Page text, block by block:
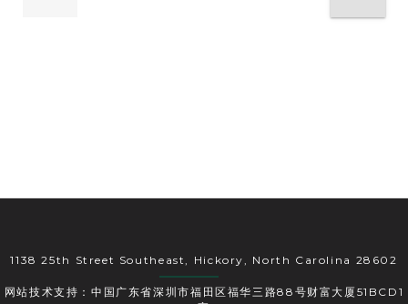
1138 25th Street Southeast, Hickory, North Carolina 28602
网站技术支持：中国广东省深圳市福田区福华三路88号财富大厦51BCD1